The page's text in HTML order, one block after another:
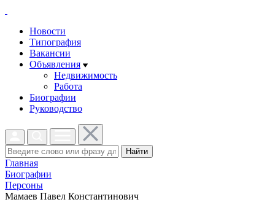
Новости
Типография
Вакансии
Объявления
Недвижимость
Работа
Биографии
Руководство
Найти
Главная
Биографии
Персоны
Мамаев Павел Константинович